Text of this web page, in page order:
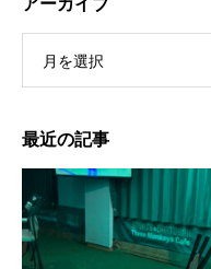
私の癒し
アーカイブ
月を選択
最近の記事